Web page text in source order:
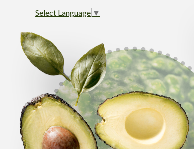
Select Language ▼